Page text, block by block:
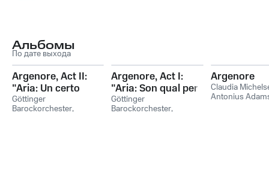
Альбомы
По дате выхода
Argenore, Act II:
"Aria: Un certo
freddo orrore"
(Martesia)
Göttinger
Barockorchester,
Argenore, Act I:
"Aria: Son qual per
erma arena"
(Ormondo)
Göttinger
Barockorchester,
Argenore
Claudia
Antonius